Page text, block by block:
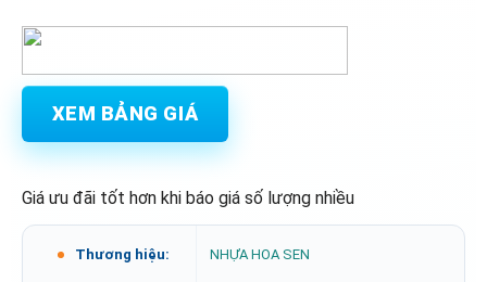
XEM BẢNG GIÁ
Giá ưu đãi tốt hơn khi báo giá số lượng nhiều
Thương hiệu: NHỰA HOA SEN